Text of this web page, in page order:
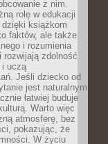
z nim.
rolę w edukacji
dzięki książkom
faktów, ale także
i rozumienia
rozwijają zdolność
i uczą
Jeśli dziecko od
jest naturalnym
łatwiej buduje
Warto więc
atmosferę, bez
pokazując, że
W życiu